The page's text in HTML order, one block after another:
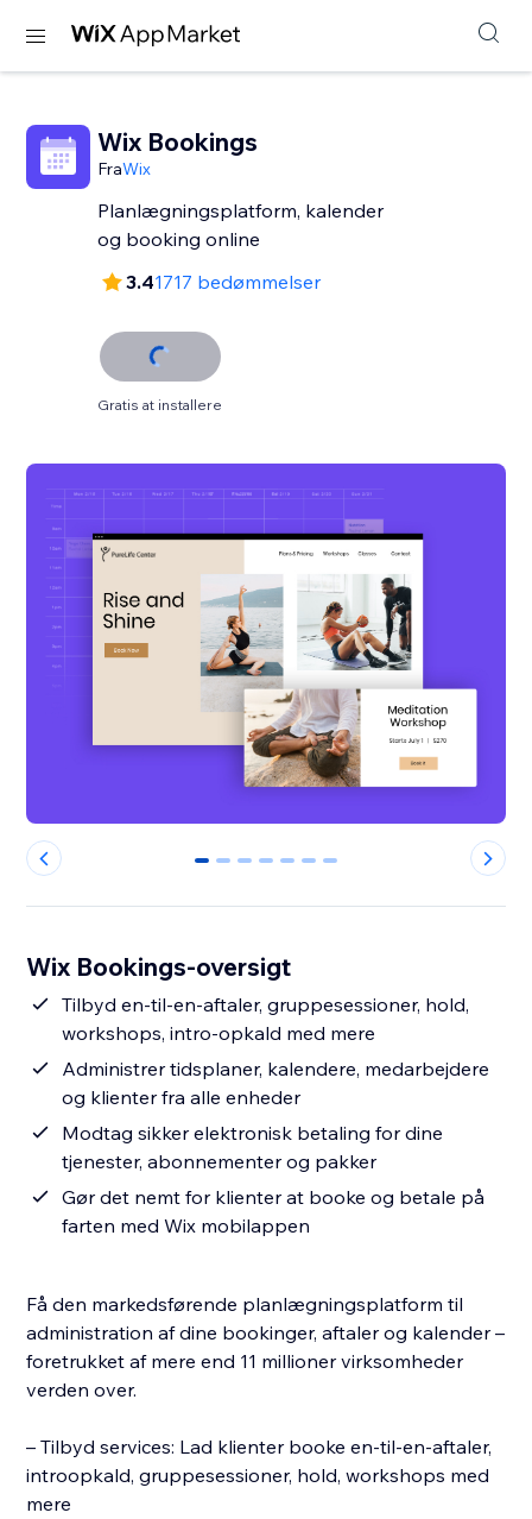
Wix Bookings
FraWix
Planlægningsplatform, kalender
og booking online
3.41717 bedømmelser
Gratis at installere
0 1 2 3 4 5 6
Wix Bookings-oversigt
Tilbyd en-til-en-aftaler, gruppesessioner, hold,
workshops, intro-opkald med mere
Administrer tidsplaner, kalendere, medarbejdere
og klienter fra alle enheder
Modtag sikker elektronisk betaling for dine
tjenester, abonnementer og pakker
Gør det nemt for klienter at booke og betale på
farten med Wix mobilappen
Få den markedsførende planlægningsplatform til
administration af dine bookinger, aftaler og kalender –
foretrukket af mere end 11 millioner virksomheder
verden over.
– Tilbyd services: Lad klienter booke en-til-en-aftaler,
introopkald, gruppesessioner, hold, workshops med
mere